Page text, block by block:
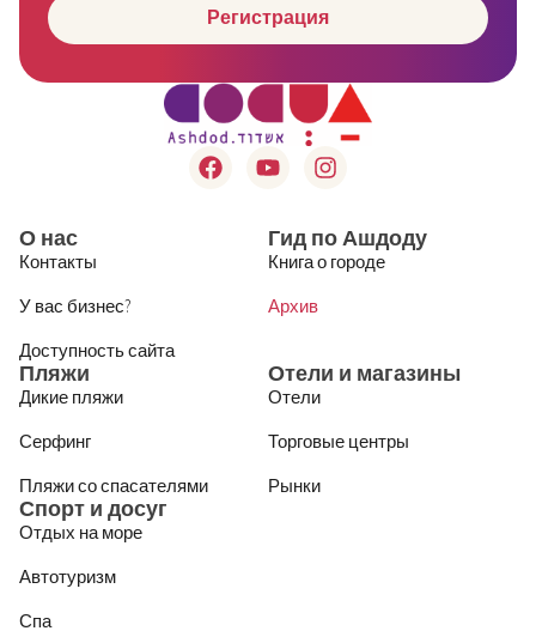
Регистрация
О нас
Контакты
У вас бизнес?
Доступность сайта
Гид по Ашдоду
Книга о городе
Архив
Пляжи
Дикие пляжи
Серфинг
Пляжи со спасателями
Отели и магазины
Отели
Торговые центры
Рынки
Спорт и досуг
Отдых на море
Автотуризм
Спа